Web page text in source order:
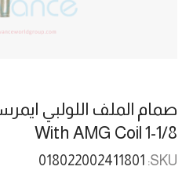
With AMG Coil 1-1/8
SKU: